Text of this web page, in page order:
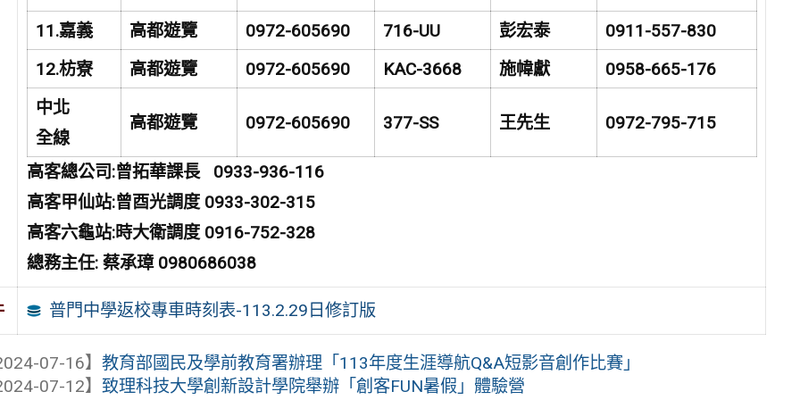
11.嘉義 高都遊覽 0972-605690 716-UU 彭宏泰
0911-557-830
12.枋寮 高都遊覽 0972-605690 KAC-3668 施幃獻
0958-665-176
中北
全線
高都遊覽 0972-605690 377-SS 王先生 0972-795-715
高客總公司:曾拓華課長 0933-936-116
高客甲仙站:曾酉光調度 0933-302-315
高客六龜站:時大衛調度 0916-752-328
總務主任: 蔡承璋 0980686038
普門中學返校專車時刻表-113.2.29日修訂版
07-16】教育部國民及學前教育署辦理「113年度生涯導航Q&A短影音創作比賽」
07-12】致理科技大學創新設計學院舉辦「創客FUN暑假」體驗營